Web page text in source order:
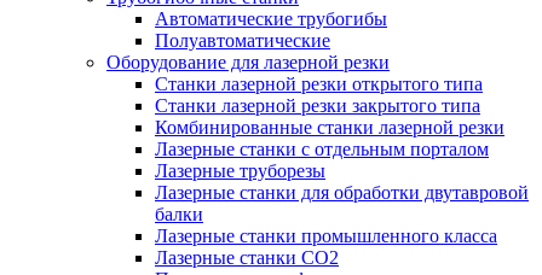
Автоматические трубогибы
Полуавтоматические
Оборудование для лазерной резки
Станки лазерной резки открытого типа
Станки лазерной резки закрытого типа
Комбинированные станки лазерной резки
Лазерные станки с отдельным порталом
Лазерные труборезы
Лазерные станки для обработки двутавровой
балки
Лазерные станки промышленного класса
Лазерные станки CO2